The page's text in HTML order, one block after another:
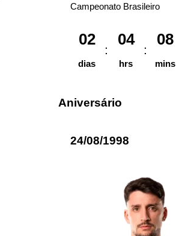
Campeonato Brasileiro
02
dias
04
hrs
08
mins
Aniversário
24/08/1998